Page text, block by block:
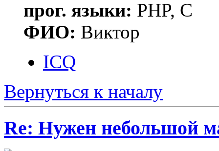
прог. языки: PHP, C
ФИО: Виктор
ICQ
Вернуться к началу
Re: Нужен небольшой